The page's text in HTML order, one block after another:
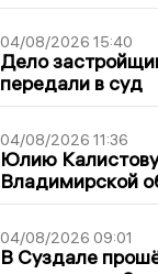
04/08/2026 15:40
Дело
передали в суд
04/08/2026 11:36
Юлию
Владимирской
04/08/2026 09:01
В Суздале